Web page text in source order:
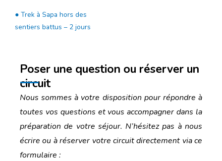
● Trek à Sapa hors des
sentiers battus – 2 jours
Poser une question ou réserver un
circuit
Nous sommes à votre disposition pour répondre à
toutes vos questions et vous accompagner dans la
préparation de votre séjour. N’hésitez pas à nous
écrire ou à réserver votre circuit directement via ce
formulaire :